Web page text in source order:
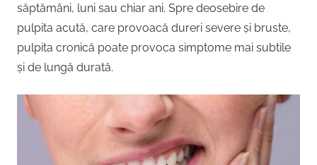
săptămâni, luni sau chiar ani. Spre deosebire de
pulpita acută, care provoacă dureri severe și bruste,
pulpita cronică poate provoca simptome mai subtile
și de lungă durată.